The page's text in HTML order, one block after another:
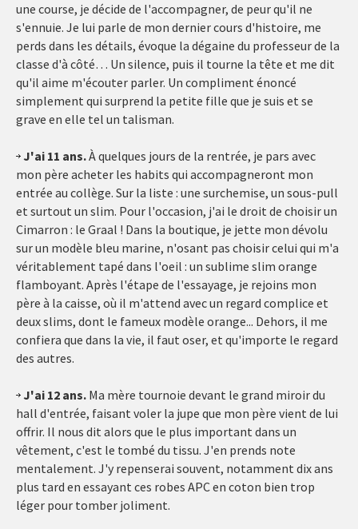
une course, je décide de l'accompagner, de peur qu'il ne
s'ennuie. Je lui parle de mon dernier cours d'histoire, me
perds dans les détails, évoque la dégaine du professeur de la
classe d'à côté… Un silence, puis il tourne la tête et me dit
qu'il aime m'écouter parler. Un compliment énoncé
simplement qui surprend la petite fille que je suis et se
grave en elle tel un talisman.
J'ai 11 ans.À quelques jours de la rentrée, je pars avec
mon père acheter les habits qui accompagneront mon
entrée au collège. Sur la liste : une surchemise, un sous-pull
et surtout un slim. Pour l'occasion, j'ai le droit de choisir un
Cimarron : le Graal ! Dans la boutique, je jette mon dévolu
sur un modèle bleu marine, n'osant pas choisir celui qui m'a
véritablement tapé dans l'oeil : un sublime slim orange
flamboyant. Après l'étape de l'essayage, je rejoins mon
père à la caisse, où il m'attend avec un regard complice et
deux slims, dont le fameux modèle orange... Dehors, il me
confiera que dans la vie, il faut oser, et qu'importe le regard
des autres.
J'ai 12 ans. Ma mère tournoie devant le grand miroir du
hall d'entrée, faisant voler la jupe que mon père vient de lui
offrir. Il nous dit alors que le plus important dans un
vêtement, c'est le tombé du tissu. J'en prends note
mentalement. J'y repenserai souvent, notamment dix ans
plus tard en essayant ces robes APC en coton bien trop
léger pour tomber joliment.